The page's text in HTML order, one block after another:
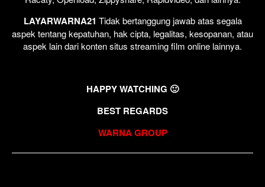
LAYARWARNA21 Tidak bertanggung jawab atas segala
aspek tentang kepatuhan, hak cipta, legalitas, kesopanan, atau
aspek lain dari konten situs streaming film online lainnya.
HAPPY WATCHING 🙂
BEST REGARDS
WARNA GROUP